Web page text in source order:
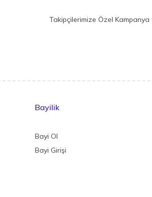
Takipçilerimize Özel
Bayilik
Bayi Ol
Bayi Girişi